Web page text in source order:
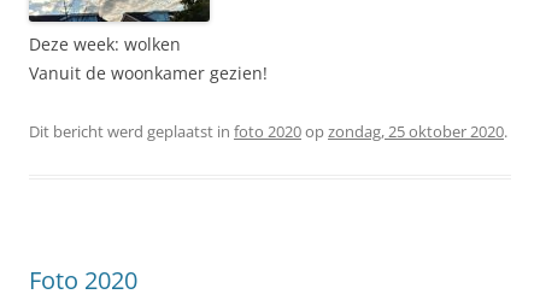
Deze week: wolken
Vanuit de woonkamer gezien!
Dit bericht werd geplaatst in foto 2020opzondag, 25 oktober 2020.
Foto 2020